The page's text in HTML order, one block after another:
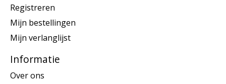
Registreren
Mijn bestellingen
Mijn verlanglijst
Informatie
Over ons